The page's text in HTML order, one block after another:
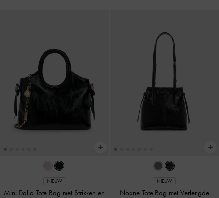
NIEUW
Mini Dalia Tote Bag met Strikken en
NIEUW
Noane Tote Bag met Verlengde